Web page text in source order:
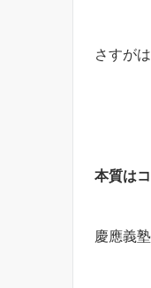
さすが
本質は
慶應義